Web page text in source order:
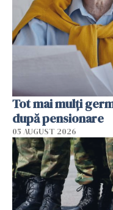
Tot mai mulți
după pensionare
05 AUGUST 2026